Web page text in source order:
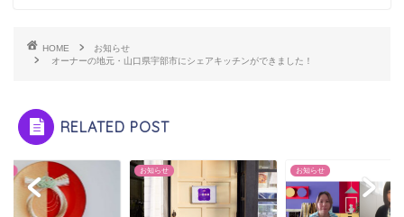
HOME
お知らせ
オーナーの地元・山口県宇部市にシェアキッチンができました！
RELATED POST
お知らせ お知らせ